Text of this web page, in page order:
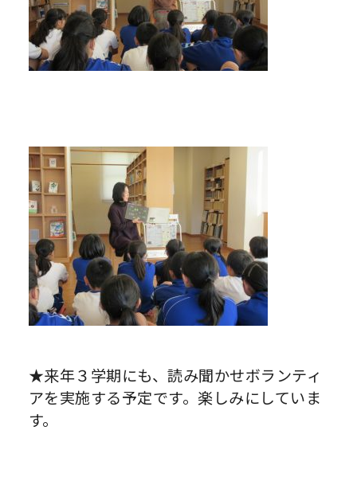
★来年３学期にも、読み聞かせボランティ
アを実施する予定です。楽しみにしていま
す。